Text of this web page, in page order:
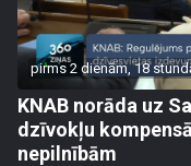
pirms 2 dienām, 18
KNAB norāda uz
dzīvokļu
nepilnībām